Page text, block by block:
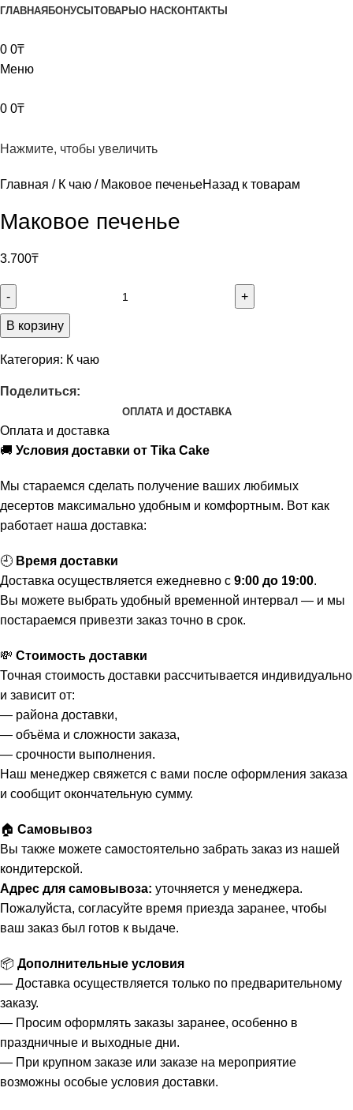
ГЛАВНАЯ БОНУСЫ ТОВАРЫ О НАСКОНТАКТЫ
0 0₸
Меню
0 0₸
Нажмите, чтобы увеличить
Главная К чаю Маковое печеньеНазад к товарам
Маковое печенье
3.700₸
В корзину
Категория: К чаю
Поделиться:
ОПЛАТА И ДОСТАВКА
Оплата и доставка
🚚 Условия доставки от Tika Cake
Мы стараемся сделать получение ваших любимых
десертов максимально удобным и комфортным. Вот как
работает наша доставка:
🕘 Время доставки
Доставка осуществляется ежедневно с 9:00 до 19:00.
Вы можете выбрать удобный временной интервал — и мы
постараемся привезти заказ точно в срок.
💸 Стоимость доставки
Точная стоимость доставки рассчитывается индивидуально
и зависит от:
— района доставки,
— объёма и сложности заказа,
— срочности выполнения.
Наш менеджер свяжется с вами после оформления заказа
и сообщит окончательную сумму.
🏠 Самовывоз
Вы также можете самостоятельно забрать заказ из нашей
кондитерской.
Адрес для самовывоза: уточняется у менеджера.
Пожалуйста, согласуйте время приезда заранее, чтобы
ваш заказ был готов к выдаче.
📦 Дополнительные условия
— Доставка осуществляется только по предварительному
заказу.
— Просим оформлять заказы заранее, особенно в
праздничные и выходные дни.
— При крупном заказе или заказе на мероприятие
возможны особые условия доставки.